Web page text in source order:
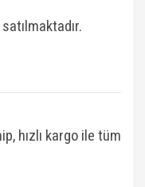
hızlı kargo ile tüm